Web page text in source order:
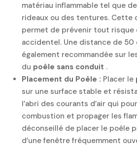
matériau inflammable tel que
rideaux ou des tentures. Cette
permet de prévenir tout risque
accidentel. Une distance de 50
également recommandée sur
du poêle sans conduit .
Placement du Poêle : Placer le
sur une surface stable et
l’abri des courants d’air qui
combustion et propager les
déconseillé de placer le poêle
d’une fenêtre fréquemment